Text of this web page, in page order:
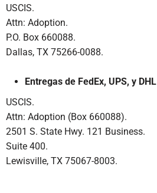
USCIS.
Attn: Adoption.
P.O. Box 660088.
Dallas, TX 75266-0088.
Entregas de FedEx, UPS, y DHL
USCIS.
Attn: Adoption (Box 660088).
2501 S. State Hwy. 121 Business.
Suite 400.
Lewisville, TX 75067-8003.